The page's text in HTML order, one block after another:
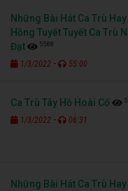
Những Bài Hát Ca Trù
Hồng Tuyết Tuyết Ca Trù
Đạt
5588
1/3/2022 - 55:00
Ca Trù Tây Hồ Hoài Cổ
1/3/2022 - 06:31
Những Bài Hát Ca Trù